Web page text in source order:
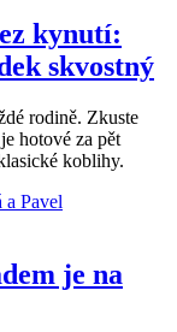
kynutí:
skvostný
rodině. Zkuste
hotové za pět
koblihy.
je na